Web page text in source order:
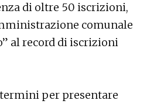
di oltre 50 iscrizioni,
comunale
al record di iscrizioni
per presentare